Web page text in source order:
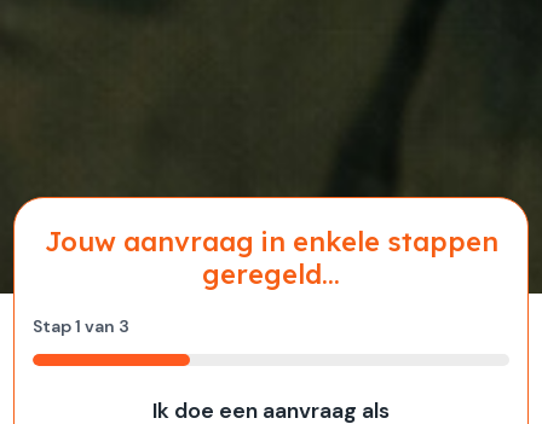
Jouw aanvraag in enkele stappen
geregeld...
Stap1 van 3
33%
Ik doe een aanvraag als